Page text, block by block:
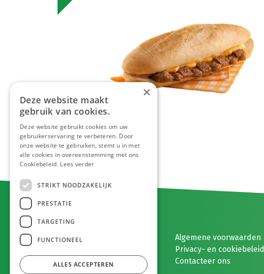
E. MEEUWISSEN BV
Gaston Eyskenslaan 2
3900 Pelt, België
Algemene voorwaarden
Privacy- en cookiebeleid
Contacteer ons
×
Deze website maakt
gebruik van cookies.
Deze website gebruikt cookies om uw
gebruikerservaring te verbeteren. Door
onze website te gebruiken, stemt u in met
alle cookies in overeenstemming met ons
Cookiebeleid. Lees verder
STRIKT NOODZAKELIJK
PRESTATIE
TARGETING
FUNCTIONEEL
ALLES ACCEPTEREN